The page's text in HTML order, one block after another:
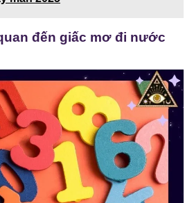
đến giấc mơ đi nước